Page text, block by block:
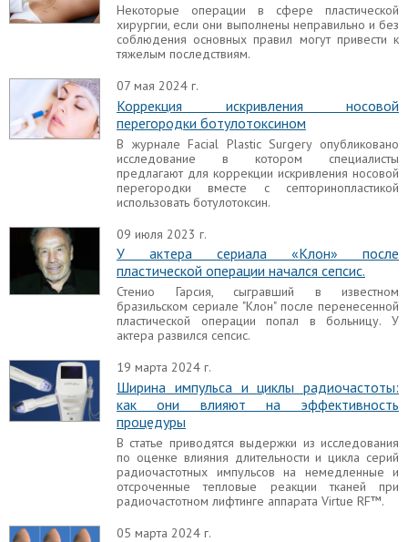
Некоторые операции в сфере пластической
хирургии, если они выполнены неправильно и без
соблюдения основных правил могут привести к
тяжелым последствиям.
07 мая 2024 г.
Коррекция искривления носовой
перегородки ботулотоксином
В журнале Facial Plastic Surgery опубликовано
исследование в котором специалисты
предлагают для коррекции искривления носовой
перегородки вместе с септоринопластикой
использовать ботулотоксин.
09 июля 2023 г.
У актера сериала «Клон» после
пластической операции начался сепсис.
Стенио Гарсия, сыгравший в известном
бразильском сериале "Клон" после перенесенной
пластической операции попал в больницу. У
актера развился сепсис.
19 марта 2024 г.
Ширина импульса и циклы радиочастоты:
как они влияют на эффективность
процедуры
В статье приводятся выдержки из исследования
по оценке влияния длительности и цикла серий
радиочастотных импульсов на немедленные и
отсроченные тепловые реакции тканей при
радиочастотном лифтинге аппарата Virtue RF™.
05 марта 2024 г.